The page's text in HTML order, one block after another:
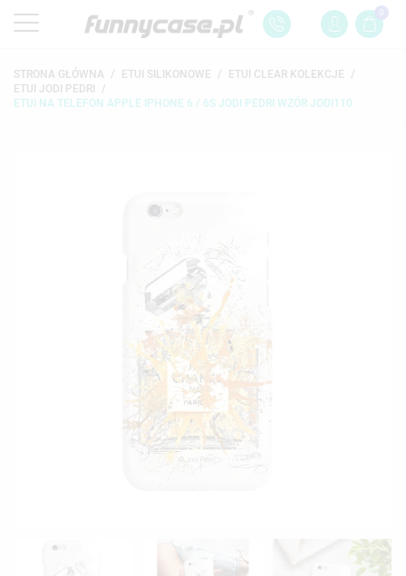
0
STRONA GŁÓWNA ETUI SILIKONOWE
ETUI CLEAR KOLEKCJE
ETUI JODI PEDRI
ETUI NA TELEFON APPLE IPHONE 6 / 6S JODI PEDRI WZÓR JODI110